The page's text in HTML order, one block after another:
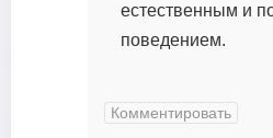
естественным и
поведением.
Комментировать